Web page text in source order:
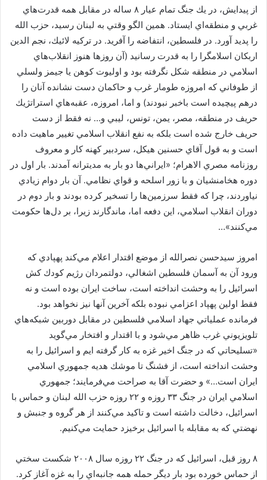
از پيدايش، در يك جنگ تمام عيار ۸ ساله در مقابل همه قدرت‌هاي
غربي و منطقه‌اي ايستاد. همين الگو وقتي به لبنان رسيد، حزب الله
را پديد آورد. در فلسطين، انتفاضه را آفريد. در تركيه لائيك، نجم الدين
اربكان اسلامگرا را به قدرت رسانيد (آن روزها هنوز انقلاب‌هاي
اسلامي در منطقه شكل نگرفته بود و اوليوت كوهن يا جيمز ولسلي
از طوفاني كه امروزه طومار غرب و حاكمان دست نشانده آنان را
درهم پيچيده است باخبر نبودند) و اما، امروزه، عقبه‌هاي استراتژيك
حريف در منطقه، مصر، يمن، تونس، ليبي و… نه فقط از دست
حريف خارج شده است بلكه به نفع انقلاب اسلامي تغيير ماهيت داده
است و به قول آقاي حسنين هيكل، سردبير كهنه كار و معروف
روزنامه مصري الاهرام؛ «ايراني‌ها دو بار به مديترانه آمدند. بار اول در
دوره هخامنشيان و با زور اسلحه و قواي نظامي. آن بار دوام زيادي
نياوردند، چرا كه فقط سرزمين‌ها را تسخير كرده بودند و بار دوم در
دوران انقلاب اسلامي، اين دفعه اما، ماندگارند زيرا، بر دل‌ها حكومت
مي‌كنند»…
امروز سيدحسن نصرالله از موضع اقتدار اعلام مي‌كند پهپادي كه
ورود آن به آسمان فلسطين اشغالي، دولتمردان رژيم كودك كش
اسرائيل را به وحشت انداخته است، ساخت ايران بوده است و نه
فقط اولين پهپاد اعزامي نبوده بلكه آخرين آنها نيز نخواهد بود.
فرمانده عملياتي جهاد اسلامي فلسطين در مقابل دوربين شبكه‌هاي
تلويزيوني غرب ظاهر مي‌شود و با اقتدار و افتخار مي‌گويد
«تسليحاتي كه در جنگ اخير غزه به كار گرفته ايم و اسرائيل را به
وحشت انداخته است، از فشنگ تا موشك هديه جمهوري اسلامي
ايران است…» و حضرت آقا به صراحت مي‌فرمايند؛ جمهوري
اسلامي ايران در جنگ ۳۳ روزه و ۲۲ روزه حزب الله لبنان و حماس با
اسرائيل، دخالت داشته است و تاكيد مي‌كنند از هر گروه و جنبش و
نهضتي كه به مقابله با اسرائيل برخيزد حمايت مي‌كنيم.
۸ روز قبل، اسرائيل كه در جنگ ۲۲ روزه سال ۲۰۰۸ شكست سختي
از حماس خورده بود بار ديگر حمله همه جانبه‌اي را به غزه آغاز كرد.